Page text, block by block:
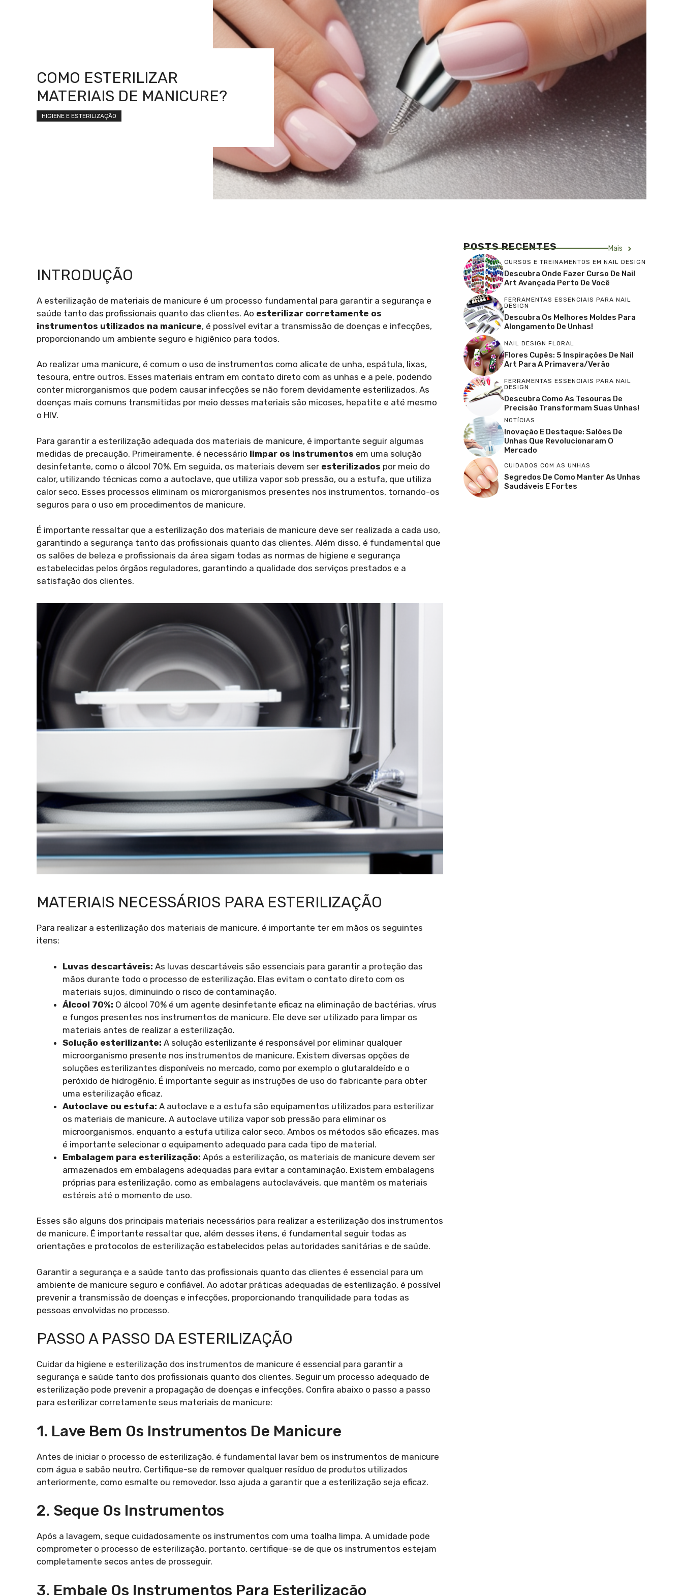
COMO ESTERILIZAR
MATERIAIS DE MANICURE?
HIGIENE E ESTERILIZAÇÃO
INTRODUÇÃO
A esterilização de materiais de manicure é um processo fundamental para garantir a segurança e
saúde tanto das profissionais quanto das clientes. Ao esterilizar corretamente os
instrumentos utilizados na manicure, é possível evitar a transmissão de doenças e infecções,
proporcionando um ambiente seguro e higiênico para todos.
Ao realizar uma manicure, é comum o uso de instrumentos como alicate de unha, espátula, lixas,
tesoura, entre outros. Esses materiais entram em contato direto com as unhas e a pele, podendo
conter microrganismos que podem causar infecções se não forem devidamente esterilizados. As
doenças mais comuns transmitidas por meio desses materiais são micoses, hepatite e até mesmo
o HIV.
Para garantir a esterilização adequada dos materiais de manicure, é importante seguir algumas
medidas de precaução. Primeiramente, é necessário limpar os instrumentos em uma solução
desinfetante, como o álcool 70%. Em seguida, os materiais devem ser esterilizados por meio do
calor, utilizando técnicas como a autoclave, que utiliza vapor sob pressão, ou a estufa, que utiliza
calor seco. Esses processos eliminam os microrganismos presentes nos instrumentos, tornando-os
seguros para o uso em procedimentos de manicure.
É importante ressaltar que a esterilização dos materiais de manicure deve ser realizada a cada uso,
garantindo a segurança tanto das profissionais quanto das clientes. Além disso, é fundamental que
os salões de beleza e profissionais da área sigam todas as normas de higiene e segurança
estabelecidas pelos órgãos reguladores, garantindo a qualidade dos serviços prestados e a
satisfação dos clientes.
MATERIAIS NECESSÁRIOS PARA ESTERILIZAÇÃO
Para realizar a esterilização dos materiais de manicure, é importante ter em mãos os seguintes
itens:
Luvas descartáveis: As luvas descartáveis são essenciais para garantir a proteção das
mãos durante todo o processo de esterilização. Elas evitam o contato direto com os
materiais sujos, diminuindo o risco de contaminação.
Álcool 70%: O álcool 70% é um agente desinfetante eficaz na eliminação de bactérias, vírus
e fungos presentes nos instrumentos de manicure. Ele deve ser utilizado para limpar os
materiais antes de realizar a esterilização.
Solução esterilizante: A solução esterilizante é responsável por eliminar qualquer
microorganismo presente nos instrumentos de manicure. Existem diversas opções de
soluções esterilizantes disponíveis no mercado, como por exemplo o glutaraldeído e o
peróxido de hidrogênio. É importante seguir as instruções de uso do fabricante para obter
uma esterilização eficaz.
Autoclave ou estufa: A autoclave e a estufa são equipamentos utilizados para esterilizar
os materiais de manicure. A autoclave utiliza vapor sob pressão para eliminar os
microorganismos, enquanto a estufa utiliza calor seco. Ambos os métodos são eficazes, mas
é importante selecionar o equipamento adequado para cada tipo de material.
Embalagem para esterilização: Após a esterilização, os materiais de manicure devem ser
armazenados em embalagens adequadas para evitar a contaminação. Existem embalagens
próprias para esterilização, como as embalagens autoclaváveis, que mantêm os materiais
estéreis até o momento de uso.
Esses são alguns dos principais materiais necessários para realizar a esterilização dos instrumentos
de manicure. É importante ressaltar que, além desses itens, é fundamental seguir todas as
orientações e protocolos de esterilização estabelecidos pelas autoridades sanitárias e de saúde.
Garantir a segurança e a saúde tanto das profissionais quanto das clientes é essencial para um
ambiente de manicure seguro e confiável. Ao adotar práticas adequadas de esterilização, é possível
prevenir a transmissão de doenças e infecções, proporcionando tranquilidade para todas as
pessoas envolvidas no processo.
PASSO A PASSO DA ESTERILIZAÇÃO
Cuidar da higiene e esterilização dos instrumentos de manicure é essencial para garantir a
segurança e saúde tanto dos profissionais quanto dos clientes. Seguir um processo adequado de
esterilização pode prevenir a propagação de doenças e infecções. Confira abaixo o passo a passo
para esterilizar corretamente seus materiais de manicure:
1. Lave Bem Os Instrumentos De Manicure
Antes de iniciar o processo de esterilização, é fundamental lavar bem os instrumentos de manicure
com água e sabão neutro. Certifique-se de remover qualquer resíduo de produtos utilizados
anteriormente, como esmalte ou removedor. Isso ajuda a garantir que a esterilização seja eficaz.
2. Seque Os Instrumentos
Após a lavagem, seque cuidadosamente os instrumentos com uma toalha limpa. A umidade pode
comprometer o processo de esterilização, portanto, certifique-se de que os instrumentos estejam
completamente secos antes de prosseguir.
3. Embale Os Instrumentos Para Esterilização
POSTS RECENTES Mais
CURSOS E TREINAMENTOS EM NAIL DESIGN
Descubra Onde Fazer Curso De Nail
Art Avançada Perto De Você
FERRAMENTAS ESSENCIAIS PARA NAIL
DESIGN
Descubra Os Melhores Moldes Para
Alongamento De Unhas!
NAIL DESIGN FLORAL
Flores Cupês: 5 Inspirações De Nail
Art Para A Primavera/Verão
FERRAMENTAS ESSENCIAIS PARA NAIL
DESIGN
Descubra Como As Tesouras De
Precisão Transformam Suas Unhas!
NOTÍCIAS
Inovação E Destaque: Salões De
Unhas Que Revolucionaram O
Mercado
CUIDADOS COM AS UNHAS
Segredos De Como Manter As Unhas
Saudáveis E Fortes